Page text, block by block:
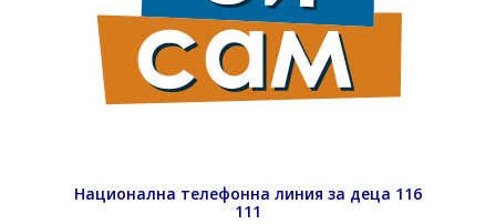
Национална телефонна линия за деца 116
111